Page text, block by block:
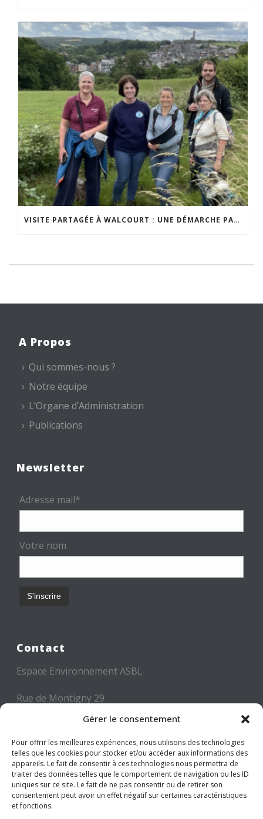
Gérer le consentement
Pour offrir les meilleures expériences, nous utilisons des technologies
telles que les cookies pour stocker et/ou accéder aux informations des
appareils. Le fait de consentir à ces technologies nous permettra de
traiter des données telles que le comportement de navigation ou les ID
uniques sur ce site. Le fait de ne pas consentir ou de retirer son
consentement peut avoir un effet négatif sur certaines caractéristiques
et fonctions.
VISITE PARTAGÉE À WALCOURT : UNE DÉMARCHE PARTICIPATIVE ANIMÉE PAR ESPACE ENVIRONNEMENT
A Propos
Qui sommes-nous ?
Notre équipe
L’Organe d’Administration
Publications
Newsletter
Adresse mail*
Votre nom
Contact
Espace Environnement ASBL
Rue de Montigny 29
6000 CHARLEROI
Tél: +32 71 300 300
Mail: info@espace-environnement.be
TVA BE 0416.116.340